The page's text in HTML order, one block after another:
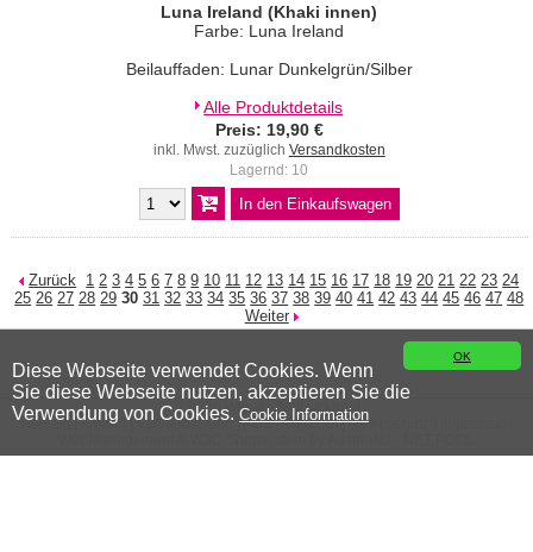
OK
Diese Webseite verwendet Cookies. Wenn
Sie diese Webseite nutzen, akzeptieren Sie die
Verwendung von Cookies. Cookie Information
Luna Ireland (Khaki innen)
Farbe: Luna Ireland
Beilauffaden: Lunar Dunkelgrün/Silber
Alle Produktdetails
Preis: 19,90 €
inkl. Mwst. zuzüglich Versandkosten
Lagernd: 10
Zurück 1 2 3 4 5 6 7 8 9 10 11 12 13 14 15 16 17 18 19 20 21 22 23 24
25 26 27 28 29 30 31 32 33 34 35 36 37 38 39 40 41 42 43 44 45 46 47 48
Weiter
© 2026 Wiener Wollwicklerei
Kontakt |Anfahrt |Versandkosten |AGB|Widerruf|Datenschutz